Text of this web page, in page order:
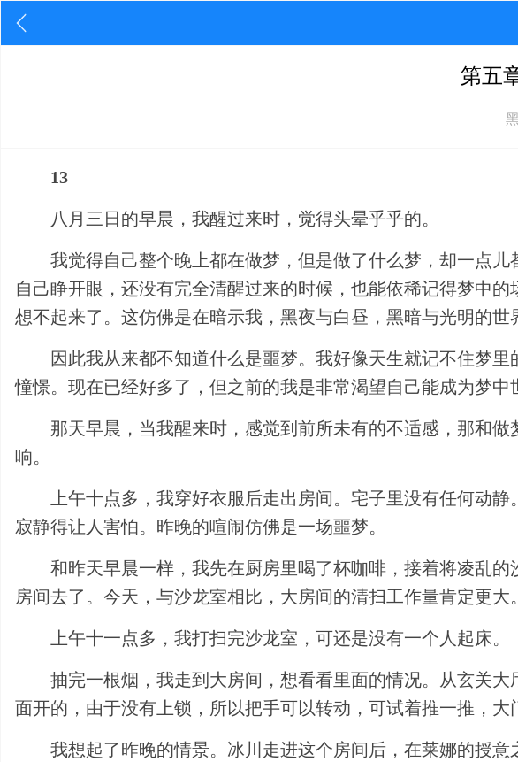
第五
13
八月三日的早晨，我醒过来时，觉得头晕乎乎的。
我觉得自己整个晚上都在做梦，但是做了什么梦，却一点
自己睁开眼，还没有完全清醒过来的时候，也能依稀记得梦中
想不起来了。这仿佛是在暗示我，黑夜与白昼，黑暗与光明的世
因此我从来都不知道什么是噩梦。我好像天生就记不住梦
憧憬。现在已经好多了，但之前的我是非常渴望自己能成为梦中
那天早晨，当我醒来时，感觉到前所未有的不适感，那和
响。
上午十点多，我穿好衣服后走出房间。宅子里没有任何动
寂静得让人害怕。昨晚的喧闹仿佛是一场噩梦。
和昨天早晨一样，我先在厨房里喝了杯咖啡，接着将凌乱
房间去了。今天，与沙龙室相比，大房间的清扫工作量肯定更大
上午十一点多，我打扫完沙龙室，可还是没有一个人起床。
抽完一根烟，我走到大房间，想看看里面的情况。从玄关
面开的，由于没有上锁，所以把手可以转动，可试着推一推，大
我想起了昨晚的情景。冰川走进这个房间后，在莱娜的授